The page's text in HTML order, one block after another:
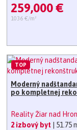
259,000 €
1036 €/m²
Moderný
po kompletnej
Reality Žiar nad
2 izbový byt
| 51.75
TOP